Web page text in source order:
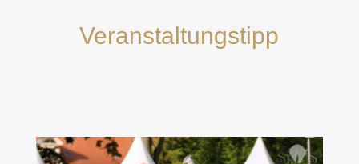
Veranstaltungstipp